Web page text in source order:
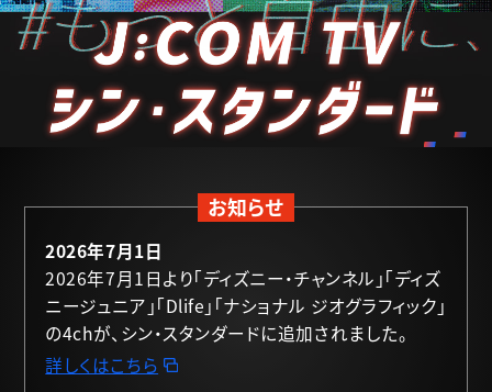
ウェブメール マガジン
TVチューナー「J:COM LINK」
コース変更はこちらから
お知らせ
2026年7月1日
2026年7月1日より「ディズニー・チャンネル」「ディズ
ニージュニア」「Dlife」「ナショナル ジオグラフィック」
の4chが、シン・スタンダードに追加されました。
詳しくはこちら